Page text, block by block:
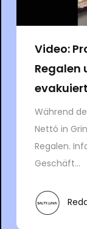
Video:
Regalen
evakuiert
Während
Nettó in
Regalen.
Geschäft...